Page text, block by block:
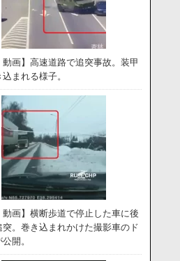
動画】高速道路で追突事故。装甲
まれる様子。
動画】横断歩道で停止した車に後
突。巻き込まれかけた撮影車のド
開。